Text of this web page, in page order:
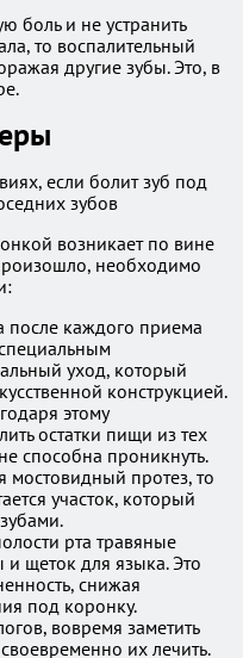
боль и не устранить
то воспалительный
другие зубы. Это, в
возникает по вине
необходимо
после каждого приема
уход, который
конструкцией.
этому
остатки пищи из тех
способна проникнуть.
мостовидный протез, то
участок, который
рта травяные
и щеток для языка. Это
снижая
под коронку.
вовремя заметить
их лечить.